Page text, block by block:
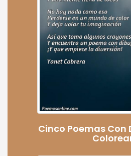
Cinco Poemas Con